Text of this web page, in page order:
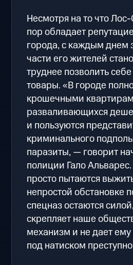
Несмотря на то что
пор обладает
города, с каждым днем
части его жителей
труднее позволить
товары. «В городе
крошечными
разваливающихся
и пользуются
криминального
паразиты, — говорит
полиции Гало
просто пытаются
непростой обстановке
спецназ остаются
скрепляет наше
механизм и не дает ему
под натиском